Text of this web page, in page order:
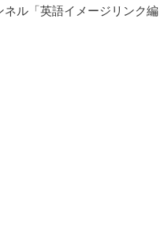
ル「英語イメージリンク編